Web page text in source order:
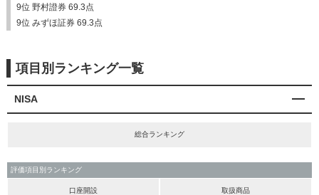
9位 野村證券 69.3点
9位 みずほ証券 69.3点
項目別ランキング一覧
NISA
総合ランキング
評価項目別ランキング
口座開設 取扱商品